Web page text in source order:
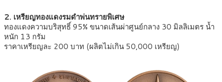
2. เหรียญทองแดงรมดำพ่นทรายพิเศษ
ทองแดงความบริสุทธิ์ 95% ขนาดเส้นผ่าศูนย์กลาง 30 มิลลิเมตร น้ำ
หนัก 13 กรัม
ราคาเหรียญละ 200 บาท (ผลิตไม่เกิน 50,000 เหรียญ)